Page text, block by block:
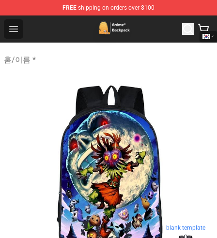
FREE shipping on orders over $100
Open menu
Anime Backpack Shop - Official Anime Backpack Store
홈/이름 *
blank template